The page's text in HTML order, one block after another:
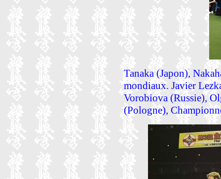
Tanaka (Japon),
mondiaux. Javier
Vorobiova (Russie),
(Pologne),